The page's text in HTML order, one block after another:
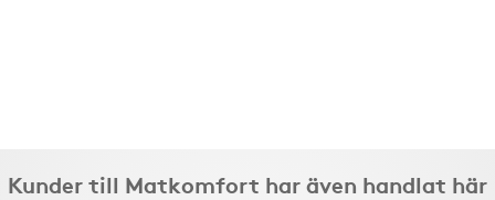
Kunder till Matkomfort har även handlat här